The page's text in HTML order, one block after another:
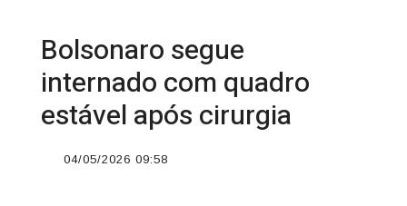
Bolsonaro segue
internado com quadro
estável após cirurgia
04/05/2026 09:58